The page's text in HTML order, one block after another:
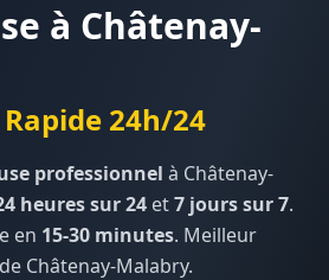
à Châtenay-
24h/24
professionnel à Châtenay-
heures sur 24 et7 jours sur 7.
en 15-30 minutes. Meilleur
Châtenay-Malabry.